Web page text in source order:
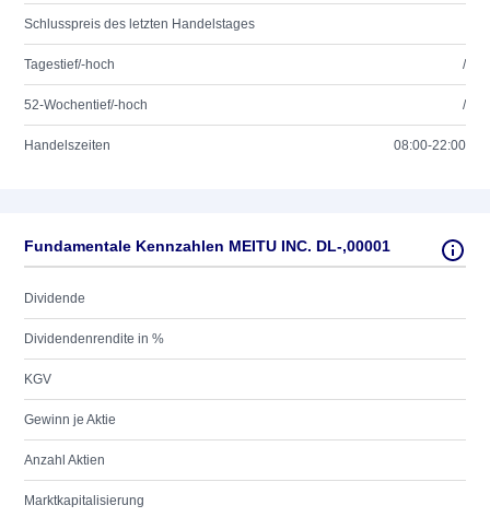
Schlusspreis des letzten Handelstages
Tagestief/-hoch /
52-Wochentief/-hoch /
Handelszeiten 08:00-22:00
Fundamentale Kennzahlen MEITU INC. DL-,00001
Dividende
Dividendenrendite in %
KGV
Gewinn je Aktie
Anzahl Aktien
Marktkapitalisierung